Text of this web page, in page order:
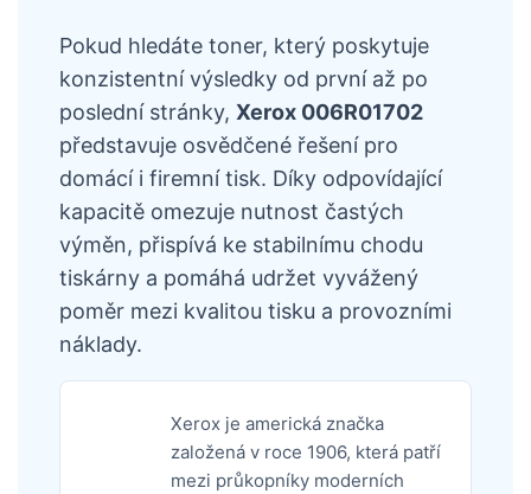
Pokud hledáte toner, který poskytuje
konzistentní výsledky od první až po
poslední stránky, Xerox 006R01702
představuje osvědčené řešení pro
domácí i firemní tisk. Díky odpovídající
kapacitě omezuje nutnost častých
výměn, přispívá ke stabilnímu chodu
tiskárny a pomáhá udržet vyvážený
poměr mezi kvalitou tisku a provozními
náklady.
Xerox je americká značka
založená v roce 1906, která patří
mezi průkopníky moderních